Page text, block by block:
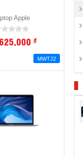
Apple
đ
MWTJ2